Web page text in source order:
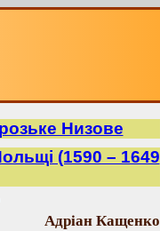
Низове
(1590 – 1649
Адріан Кащенко